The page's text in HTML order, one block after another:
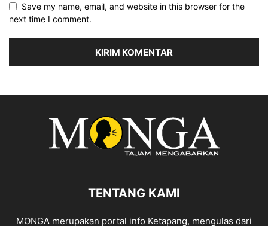
Save my name, email, and website in this browser for the
next time I comment.
TENTANG KAMI
MONGA merupakan portal info Ketapang, mengulas dari